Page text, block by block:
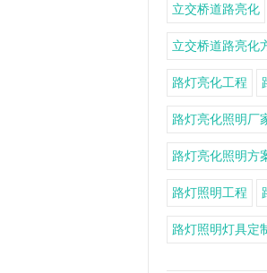
立交桥道路亮化
立交桥道路亮化
路灯亮化工程
路灯亮化照明厂
路灯亮化照明方
路灯照明工程
路灯照明灯具定